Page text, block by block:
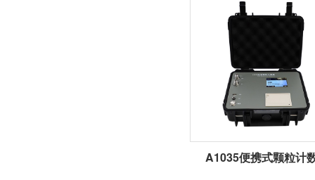
A1035便携式颗粒计